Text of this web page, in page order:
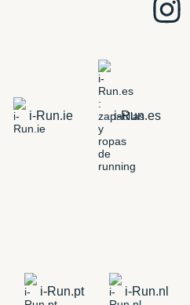
i-Run.ie i-Run.es
i-Run.pt i-Run.nl